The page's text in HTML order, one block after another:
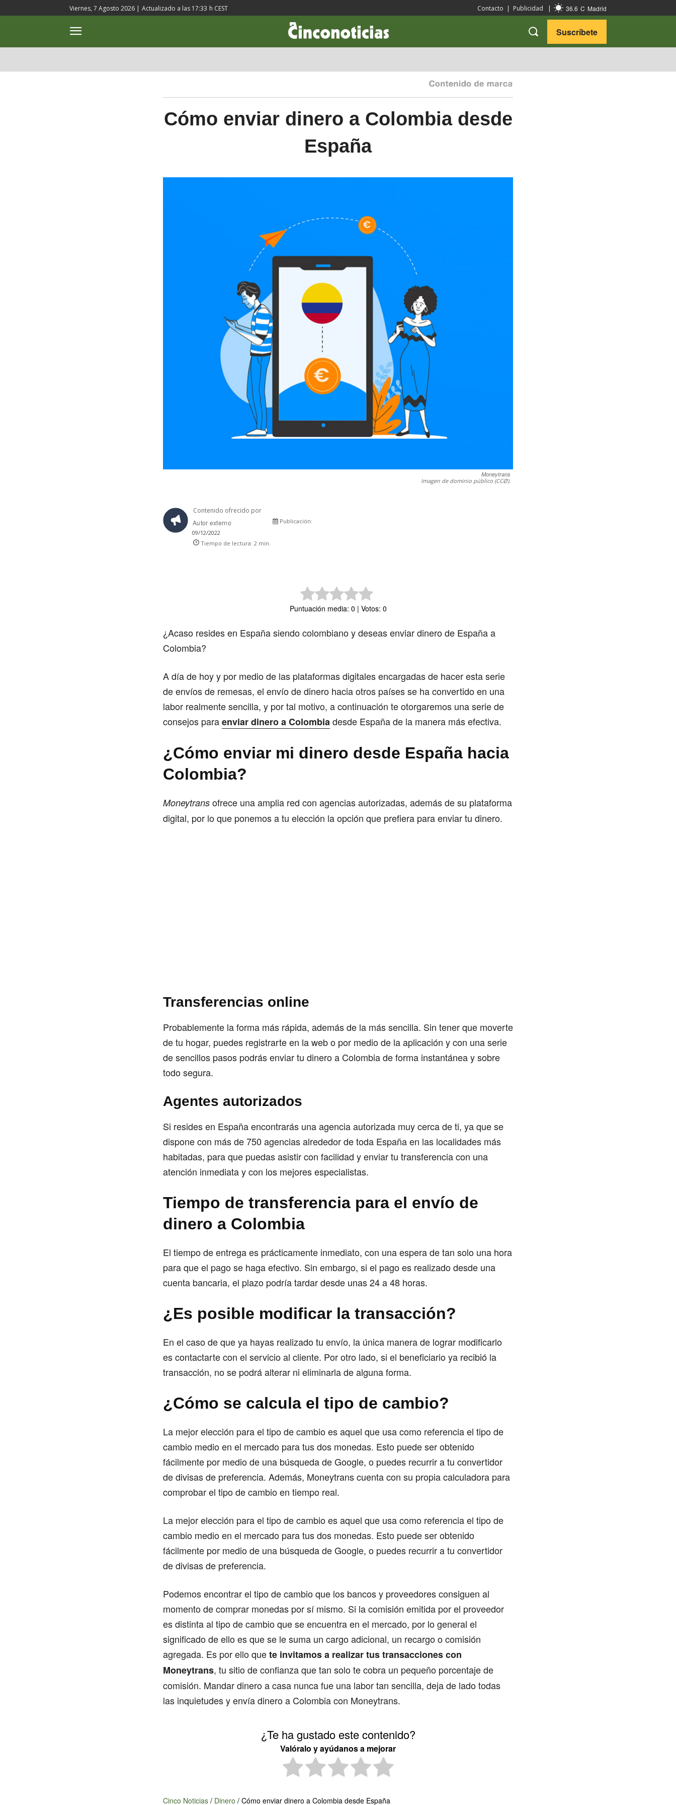
Viernes, 7 Agosto 2026 | Actualizado a las 17:33 h CEST Contacto | Publicidad | 36.6 C Madrid
Suscríbete
Cómo enviar dinero a Colombia desde
España
Moneytrans
Imagen de dominio público (CCØ).
Contenido ofrecido por
Autor externo
Publicación:
09/12/2022
Tiempo de lectura: 2 min.
Puntuación media: 0 | Votos: 0
¿Acaso resides en España siendo colombiano y deseas enviar dinero de España a
Colombia?
A día de hoy y por medio de las plataformas digitales encargadas de hacer esta serie
de envíos de remesas, el envío de dinero hacia otros países se ha convertido en una
labor realmente sencilla, y por tal motivo, a continuación te otorgaremos una serie de
consejos paraenviar dinero a Colombiadesde España de la manera más efectiva.
¿Cómo enviar mi dinero desde España hacia
Colombia?
Moneytrans ofrece una amplia red con agencias autorizadas, además de su plataforma
digital, por lo que ponemos a tu elección la opción que prefiera para enviar tu dinero.
Transferencias online
Probablemente la forma más rápida, además de la más sencilla. Sin tener que moverte
de tu hogar, puedes registrarte en la web o por medio de la aplicación y con una serie
de sencillos pasos podrás enviar tu dinero a Colombia de forma instantánea y sobre
todo segura.
Agentes autorizados
Si resides en España encontrarás una agencia autorizada muy cerca de ti, ya que se
dispone con más de 750 agencias alrededor de toda España en las localidades más
habitadas, para que puedas asistir con facilidad y enviar tu transferencia con una
atención inmediata y con los mejores especialistas.
Tiempo de transferencia para el envío de
dinero a Colombia
El tiempo de entrega es prácticamente inmediato, con una espera de tan solo una hora
para que el pago se haga efectivo. Sin embargo, si el pago es realizado desde una
cuenta bancaria, el plazo podría tardar desde unas 24 a 48 horas.
¿Es posible modificar la transacción?
En el caso de que ya hayas realizado tu envío, la única manera de lograr modificarlo
es contactarte con el servicio al cliente. Por otro lado, si el beneficiario ya recibió la
transacción, no se podrá alterar ni eliminarla de alguna forma.
¿Cómo se calcula el tipo de cambio?
La mejor elección para el tipo de cambio es aquel que usa como referencia el tipo de
cambio medio en el mercado para tus dos monedas. Esto puede ser obtenido
fácilmente por medio de una búsqueda de Google, o puedes recurrir a tu convertidor
de divisas de preferencia. Además, Moneytrans cuenta con su propia calculadora para
comprobar el tipo de cambio en tiempo real.
La mejor elección para el tipo de cambio es aquel que usa como referencia el tipo de
cambio medio en el mercado para tus dos monedas. Esto puede ser obtenido
fácilmente por medio de una búsqueda de Google, o puedes recurrir a tu convertidor
de divisas de preferencia.
Podemos encontrar el tipo de cambio que los bancos y proveedores consiguen al
momento de comprar monedas por sí mismo. Si la comisión emitida por el proveedor
es distinta al tipo de cambio que se encuentra en el mercado, por lo general el
significado de ello es que se le suma un cargo adicional, un recargo o comisión
agregada. Es por ello quete invitamos a realizar tus transacciones con
Moneytrans, tu sitio de confianza que tan solo te cobra un pequeño porcentaje de
comisión. Mandar dinero a casa nunca fue una labor tan sencilla, deja de lado todas
las inquietudes y envía dinero a Colombia con Moneytrans.
¿Te ha gustado este contenido?
Valóralo y ayúdanos a mejorar
Cinco Noticias / Dinero / Cómo enviar dinero a Colombia desde España